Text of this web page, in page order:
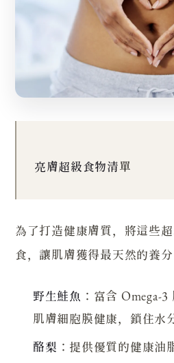
亮膚超級食物清單
為了打造健康膚質，將這些
食，讓肌膚獲得最天然的養分
野生鮭魚 ：富含 Omega-
肌膚細胞膜健康，鎖住水
酪梨 ：提供優質的健康油